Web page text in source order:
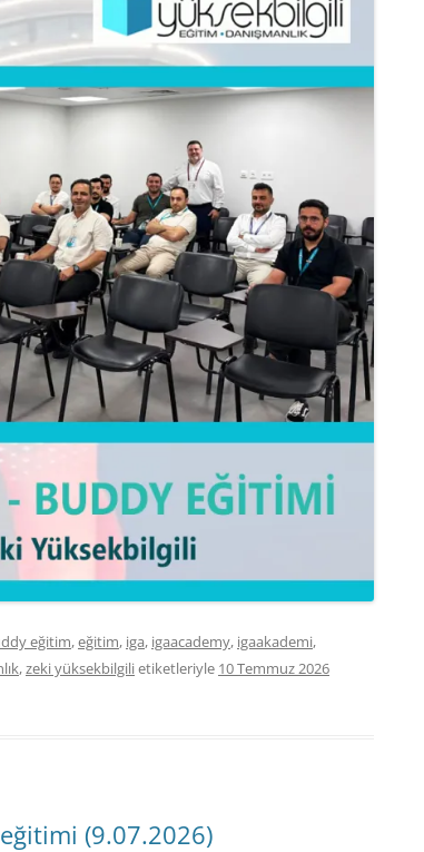
eğitim,eğitim, iga, igaacademy, igaakademi,
,zeki yüksekbilgilietiketleriyle 10 Temmuz 2026
eğitimi (9.07.2026)